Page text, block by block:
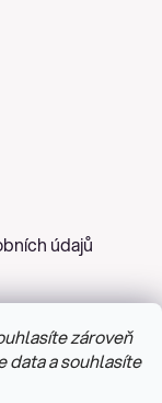
zároveň
data a souhlasíte
údajů